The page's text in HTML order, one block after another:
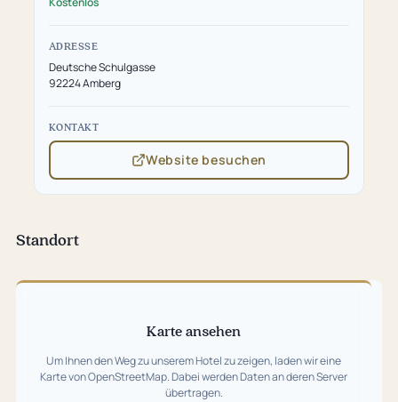
ADRESSE
Deutsche Schulgasse
92224 Amberg
KONTAKT
Website besuchen
(öffnet
in
Standort
Karte
Karte ansehen
Um Ihnen den Weg zu unserem Hotel zu zeigen, laden wir eine
Karte von OpenStreetMap. Dabei werden Daten an deren Server
übertragen.